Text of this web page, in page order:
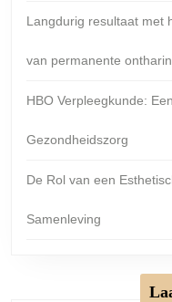
Langdurig resultaat met
van permanente
HBO Verpleegkunde:
Gezondheidszorg
De Rol van een
Samenleving